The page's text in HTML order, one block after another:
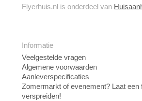
Flyerhuis.nl is onderdeel van
Informatie
Veelgestelde vragen
Algemene voorwaarden
Aanleverspecificaties
Zomermarkt of evenement? Laat een
verspreiden!